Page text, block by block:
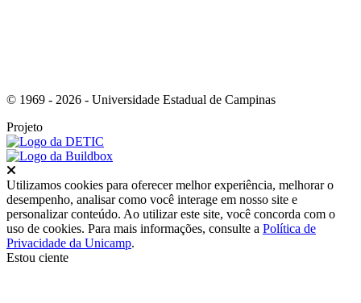
© 1969 - 2026 - Universidade Estadual de Campinas
Projeto
Utilizamos cookies para oferecer melhor experiência, melhorar o
desempenho, analisar como você interage em nosso site e
personalizar conteúdo. Ao utilizar este site, você concorda com o
uso de cookies. Para mais informações, consulte a Política de
Privacidade da Unicamp.
Estou ciente